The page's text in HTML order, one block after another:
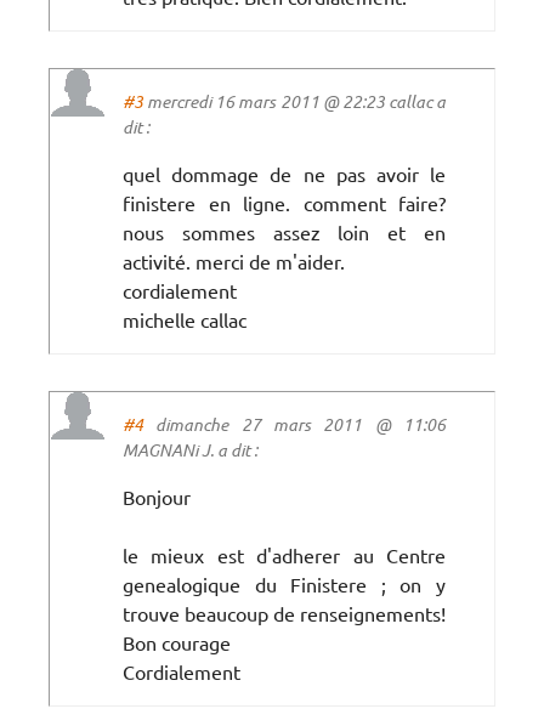
#3 mercredi 16 mars 2011 @ 22:23 callac a
dit :
quel dommage de ne pas avoir le
finistere en ligne. comment faire?
nous sommes assez loin et en
activité. merci de m'aider.
cordialement
michelle callac
#4dimanche 27 mars 2011 @ 11:06
MAGNANi J. a dit :
Bonjour
le mieux est d'adherer au Centre
genealogique du Finistere ; on y
trouve beaucoup de renseignements!
Bon courage
Cordialement